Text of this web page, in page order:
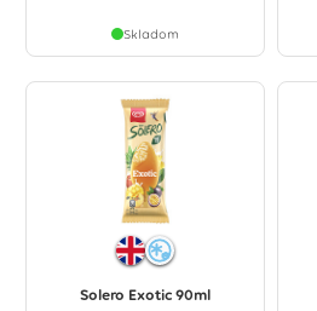
Skladom
Solero Exotic 90ml